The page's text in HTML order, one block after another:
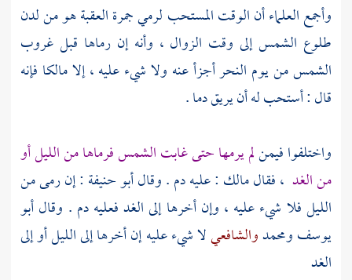
وأجمع العلماء أن الوقت المستحب لرمي جمرة العقبة هو من لدن
طلوع الشمس إلى وقت الزوال ، وأنه إن رماها قبل غروب
الشمس من يوم النحر أجزأ عنه ولا شيء عليه ، إلامالكا فإنه
قال : أستحب له أن يريق دما .
واختلفوا فيمنلم يرمها حتى غابت الشمس فرماها من الليل أو
من الغد ، فقالمالك : عليه دم . وقالأبو حنيفة : إن رمى من
الليل فلا شيء عليه ، وإن أخرها إلى الغد فعليه دم . وقالأبو
يوسفومحمدوالشافعيلا شيء عليه إن أخرها إلى الليل أو إلى
الغد